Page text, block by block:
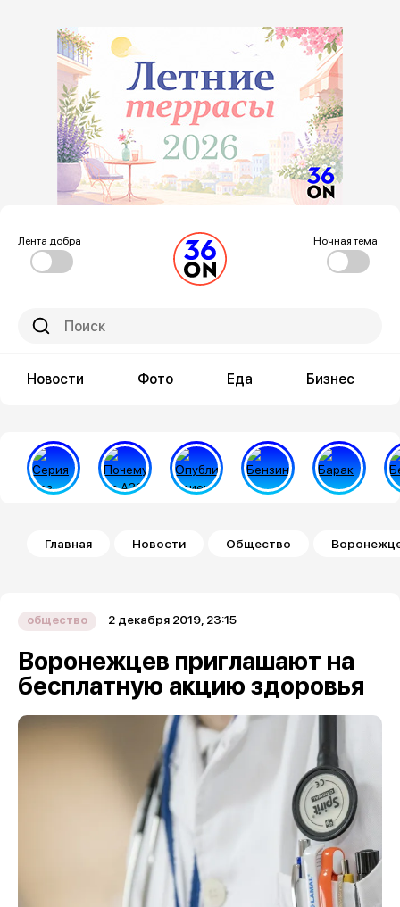
Лента добра Ночная тема
Новости Фото Еда Бизнес
Строка навигации
Главная Новости Общество
общество 2 декабря 2019, 23:15
Воронежцев приглашают на
бесплатную акцию здоровья